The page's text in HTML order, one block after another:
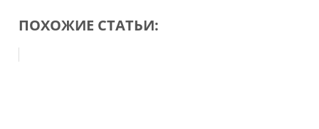
ПОХОЖИЕ СТАТЬИ: